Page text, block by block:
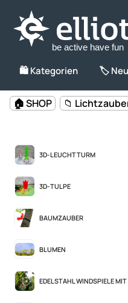
be active have fun
🛍️ Kategorien 🏷️
🏠 SHOP 📁
3D-LEUCHTTURM
3D-TULPE
BAUMZAUBER
BLUMEN